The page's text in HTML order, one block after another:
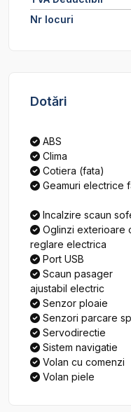
Nr locuri
Dotări
ABS
Clima
Cotiera (fata)
Geamuri electrice
Incalzire scaun
Oglinzi exterioare
reglare electrica
Port USB
Scaun pasager
ajustabil electric
Senzor ploaie
Senzori parcare
Servodirectie
Sistem navigatie
Volan cu comenzi
Volan piele